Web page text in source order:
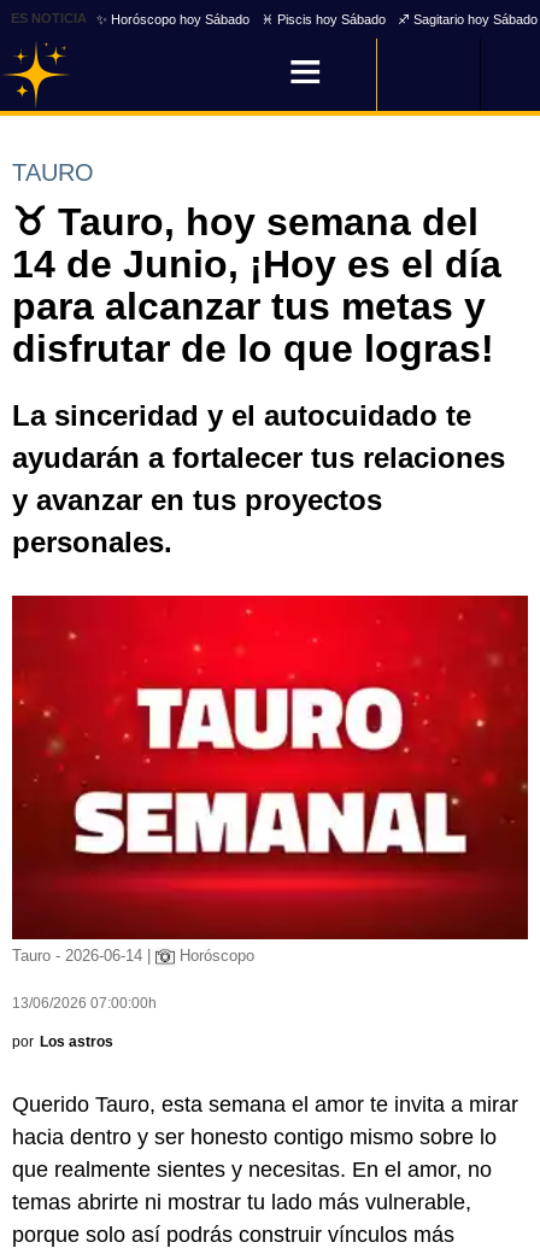
ES NOTICIA ✨ Horóscopo hoy Sábado ♓ Piscis hoy Sábado ♐ Sagitario hoy Sábado
TAURO
♉ Tauro, hoy semana del
14 de Junio, ¡Hoy es el día
para alcanzar tus metas y
disfrutar de lo que logras!
La sinceridad y el autocuidado te
ayudarán a fortalecer tus relaciones
y avanzar en tus proyectos
personales.
Tauro - 2026-06-14 | Horóscopo
13/06/2026 07:00:00h
por Los astros
Querido Tauro, esta semana el amor te invita a mirar
hacia dentro y ser honesto contigo mismo sobre lo
que realmente sientes y necesitas. En el amor, no
temas abrirte ni mostrar tu lado más vulnerable,
porque solo así podrás construir vínculos más